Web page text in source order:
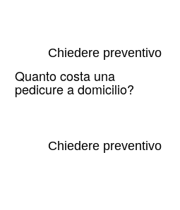
Chiedere preventivo
Chiedere preventivo
Quanto costa una
pedicure a domicilio?